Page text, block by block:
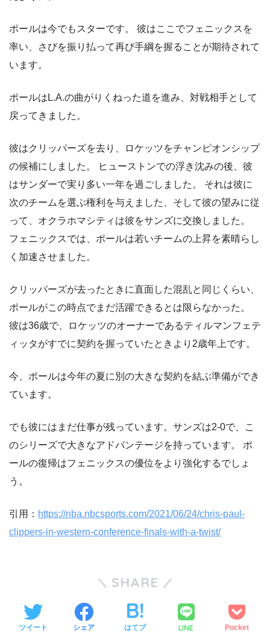
ポールは今でもスターです。 彼はここでフェニックスを
率い、さびを振り払って再び手綱を握ることが期待されて
います。
ポールはL.A.の曲がりくねった道を進み、対戦相手として
戻ってきました。
彼はクリッパーズを去り、ロケッツをチャンピオンシップ
の候補にしました。 ヒューストンでの浮き沈みの後、彼
はサンダーで実り多い一年を過ごしました。 それは彼に
次のチームを選ぶ権利を与えました、そして彼の望みに従
って、オクラホマシティは彼をサンズに交換しました。
フェニックスでは、ポールは若いチームの上昇を素晴らし
く加速させました。
クリッパーズが去ったときに直面した混乱と同じくらい、
ポールがこの時点でまだ活躍できるとは限らなかった。
彼は36歳で、ロケッツのオーナーであるティルマンフェテ
ィッタがすでに契約を握っていたときより2歳年上です。
今、ポールは今年の夏に別の大きな契約を結ぶ準備ができ
ています。
でも彼にはまだ仕事が残っています。サンズは2-0で、こ
のシリーズで大きなアドバンテージを持っています。 ポ
ールの復帰はフェニックスの優位をより強化するでしょ
う。
引用： https://nba.nbcsports.com/2021/06/24/chris-paul-
clippers-in-western-conference-finals-with-a-twist/
SHARE
ツイート シェア はてブ LINE Pocket